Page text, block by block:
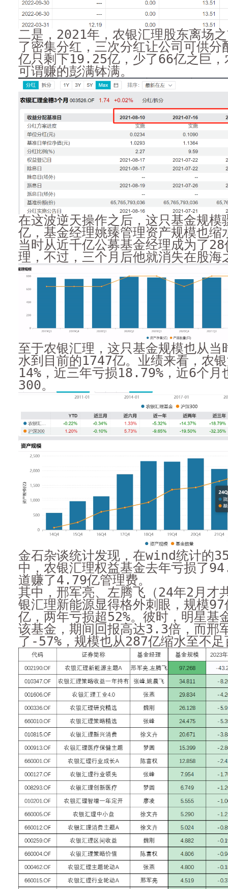
二是，2021年，农银汇理股东离场
了密集分红，三次分红让公司可供
亿只剩下19.25亿，少了66亿之巨，
可谓赚的彭满钵满。
在这波逆天操作之后，这只基金规模
亿，基金经理姚臻管理资产规模也缩
当时从近千亿公募基金经理成为了
理，不过，三个月后他就消失在股海
至于农银汇理，这只基金规模也从
水到目前的1747亿。业绩来看，农
14%，近三年亏损18.79%，近6个月
300。
金石杂谈统计发现，在wind统计的
中，农银汇理权益基金去年亏损了
道赚了4.79亿管理费。
其中，邢军亮、左腾飞（24年2月才
银汇理新能源显得格外刺眼，规模
亿，两年亏损超52%。彼时，明星基
该基金，期间回报高达3.3倍，而邢
了-57%，规模也从287亿缩水至不足